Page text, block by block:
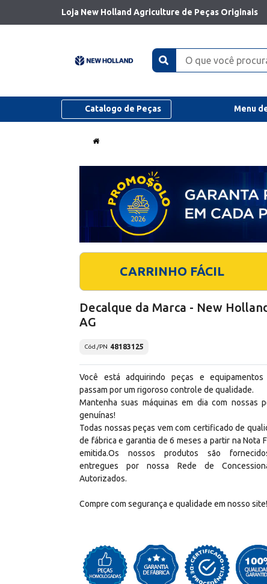
Loja New Holland Agriculture de Peças Originais
Catalogo de Peças Menu
CARRINHO FÁCIL
Decalque da Marca - New
AG
Cód./PN 48183125
Você está adquirindo peças e equipamentos
passam por um rigoroso controle de qualidade.
Mantenha suas máquinas em dia com nossas
genuínas!
Todas nossas peças vem com certificado de
de fábrica e garantia de 6 meses a partir na Nota
emitida.Os nossos produtos são
entregues por nossa Rede de
Autorizados.
Compre com segurança e qualidade em nosso site!